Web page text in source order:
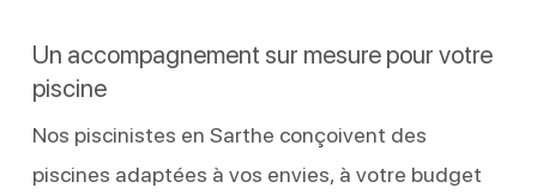
Un accompagnement sur mesure pour votre
piscine
Nos piscinistes en Sarthe conçoivent des
piscines adaptées à vos envies, à votre budget